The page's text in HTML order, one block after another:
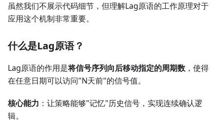
虽然我们不展示代码细节，但理解Lag原语的工作原理对于
应用这个机制非常重要。
什么是Lag原语？
Lag原语的作用是将信号序列向后移动指定的周期数 ，使得
在任意日期可以访问"N天前"的信号值。
核心能力 ：让策略能够"记忆"历史信号，实现连续确认逻
辑。